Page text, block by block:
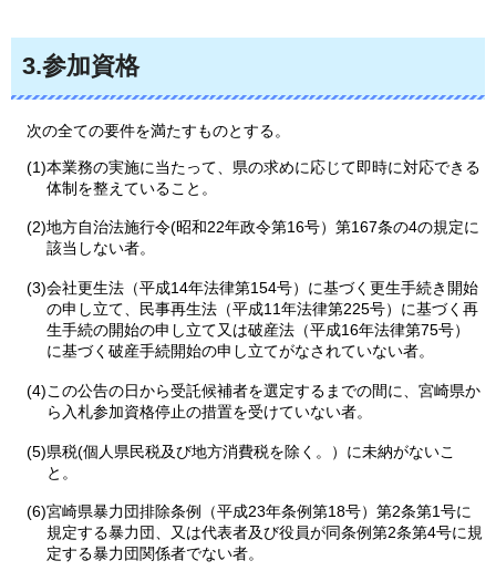
3.参加資格
次の全ての要件を満たすものとする。
(1)本業務の実施に当たって、県の求めに応じて即時に対応できる
体制を整えていること。
(2)地方自治法施行令(昭和22年政令第16号）第167条の4の規定に
該当しない者。
(3)会社更生法（平成14年法律第154号）に基づく更生手続き開始
の申し立て、民事再生法（平成11年法律第225号）に基づく再
生手続の開始の申し立て又は破産法（平成16年法律第75号）
に基づく破産手続開始の申し立てがなされていない者。
(4)この公告の日から受託候補者を選定するまでの間に、宮崎県か
ら入札参加資格停止の措置を受けていない者。
(5)県税(個人県民税及び地方消費税を除く。）に未納がないこ
と。
(6)宮崎県暴力団排除条例（平成23年条例第18号）第2条第1号に
規定する暴力団、又は代表者及び役員が同条例第2条第4号に規
定する暴力団関係者でない者。